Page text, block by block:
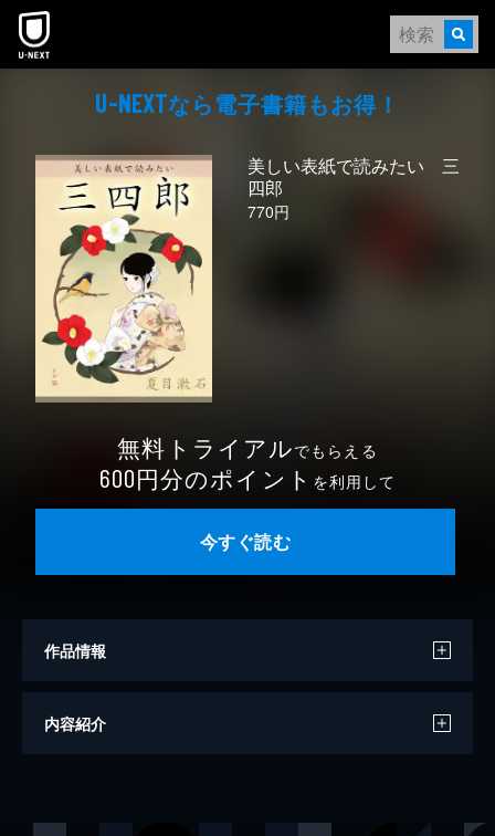
本文へスキップ
U-NEXTなら電⼦書籍もお得！
美しい表紙で読みたい 三
四郎
770円
無料トライアルでもらえる
600円分のポイント を利用して
今すぐ読む
作品情報
著者
内容紹介